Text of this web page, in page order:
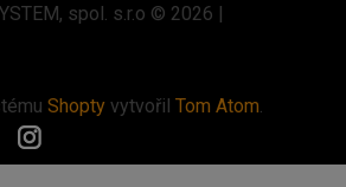
spol. s.r.o © 2026 |
Shopty vytvořil Tom Atom.